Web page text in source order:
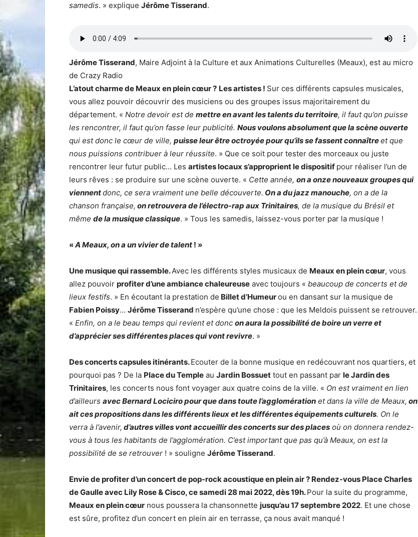
samedis. » explique Jérôme Tisserand.
Jérôme Tisserand, Maire Adjoint à la Culture et aux Animations Culturelles (Meaux), est au micro
de Crazy Radio
L’atout charme de Meaux en plein cœur ? Les artistes ! Sur ces différents capsules musicales,
vous allez pouvoir découvrir des musiciens ou des groupes issus majoritairement du
département. « Notre devoir est de mettre en avant les talents du territoire, il faut qu’on puisse
les rencontrer, il faut qu’on fasse leur publicité. Nous voulons absolument que la scène ouverte
qui est donc le cœur de ville, puisse leur être octroyée pour qu’ils se fassent connaîtreet que
nous puissions contribuer à leur réussite. » Que ce soit pour tester des morceaux ou juste
rencontrer leur futur public… Les artistes locaux s’approprient le dispositif pour réaliser l’un de
leurs rêves : se produire sur une scène ouverte. « Cette année, on a onze nouveaux groupes qui
viennentdonc, ce sera vraiment une belle découverte. On a du jazz manouche, on a de la
chanson française, on retrouvera de l’électro-rap aux Trinitaires, de la musique du Brésil et
même de la musique classique. » Tous les samedis, laissez-vous porter par la musique !
«A Meaux, on a un vivier de talent ! »
Une musique qui rassemble.Avec les différents styles musicaux de Meaux en plein cœur, vous
allez pouvoir profiter d’une ambiance chaleureuse avec toujours « beaucoup de concerts et de
lieux festifs. » En écoutant la prestation de Billet d’Humeurou en dansant sur la musique de
Fabien Poissy… Jérôme Tisserand n’espère qu’une chose : que les Meldois puissent se retrouver.
« Enfin, on a le beau temps qui revient et donc on aura la possibilité de boire un verre et
d’apprécier ses différentes places qui vont revivre. »
Des concerts capsules itinérants.Ecouter de la bonne musique en redécouvrant nos quartiers, et
pourquoi pas ? De la Place du Temple au Jardin Bossuet tout en passant par le Jardin des
Trinitaires, les concerts nous font voyager aux quatre coins de la ville. « On est vraiment en lien
d’ailleurs avec Bernard Lociciro pour que dans toute l’agglomération et dans la ville de Meaux, on
ait ces propositions dans les différents lieux et les différentes équipements culturels. On le
verra à l’avenir, d’autres villes vont accueillir des concerts sur des places où on donnera rendez-
vous à tous les habitants de l’agglomération. C’est important que pas qu’à Meaux, on est la
possibilité de se retrouver ! » souligne Jérôme Tisserand.
Envie de profiter d’un concert de pop-rock acoustique en plein air ? Rendez-vous Place Charles
de Gaulle avec Lily Rose & Cisco, ce samedi 28 mai 2022, dès 19h.Pour la suite du programme,
Meaux en plein cœur nous poussera la chansonnette jusqu’au 17 septembre 2022. Et une chose
est sûre, profitez d’un concert en plein air en terrasse, ça nous avait manqué !